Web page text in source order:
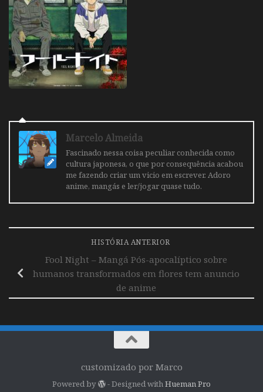
Marcelo Almeida
Fascinado nessa coisa peculiar conhecida como
cultura japonesa, o que por consequência acabou
me fazendo criar um vicio em escrever. Adoro
anime, mangás e ler/jogar quase tudo.
HISTÓRIA ANTERIOR
Fool Night – Mangá Pós-apocalíptico sobre
humanos transformados em flores tem anuncio
de anime
customizado por Marco
Powered by - Designed with Hueman Pro